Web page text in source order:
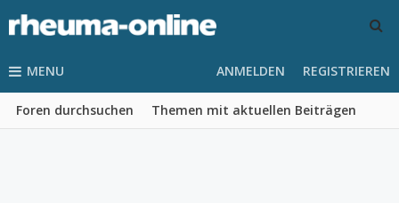
MENU
Foren durchsuchen Themen mit aktuellen Beiträgen
ANMELDEN REGISTRIEREN